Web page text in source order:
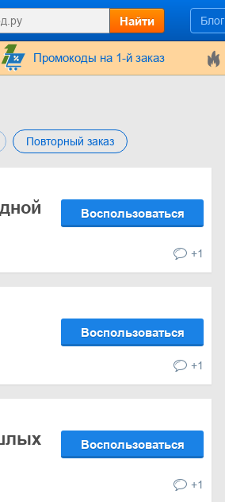
Найти Блог
Промокоды на 1-й заказ
Повторный заказ
Воспользоваться
+1
Воспользоваться
+1
Воспользоваться
+1